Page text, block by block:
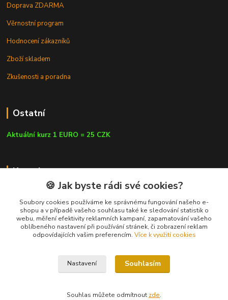
Doprava ZDARMA
Věrnostní program
Hodnocení zákazníků
Zboží skladem
Zkušenosti a poradna
Ostatní
Aktuální kurz 1 EURO = 25 CZK
Kontakty
info@czluk.cz
© Since 2013 | CZLUK s.r.o. | info@czluk.cz
🍪 Jak byste rádi své cookies?
Soubory cookies používáme ke správnému fungování našeho e-
shopu a v případě vašeho souhlasu také ke sledování statistik o
webu, měření efektivity reklamních kampaní, zapamatování vašeho
oblíbeného nastavení při používání stránek, či zobrazení reklam
odpovídajících vašim preferencím. Více k využití cookies
Nastavení Souhlasím
Souhlas můžete odmítnout zde.